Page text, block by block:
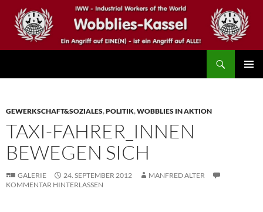
Inhalt
springen
GEWERKSCHAFT&SOZIALES,POLITIK,WOBBLIES IN AKTION
TAXI-FAHRER_INNEN
BEWEGEN SICH
GALERIE 24. SEPTEMBER 2012
MANFRED ALTER
KOMMENTAR HINTERLASSEN